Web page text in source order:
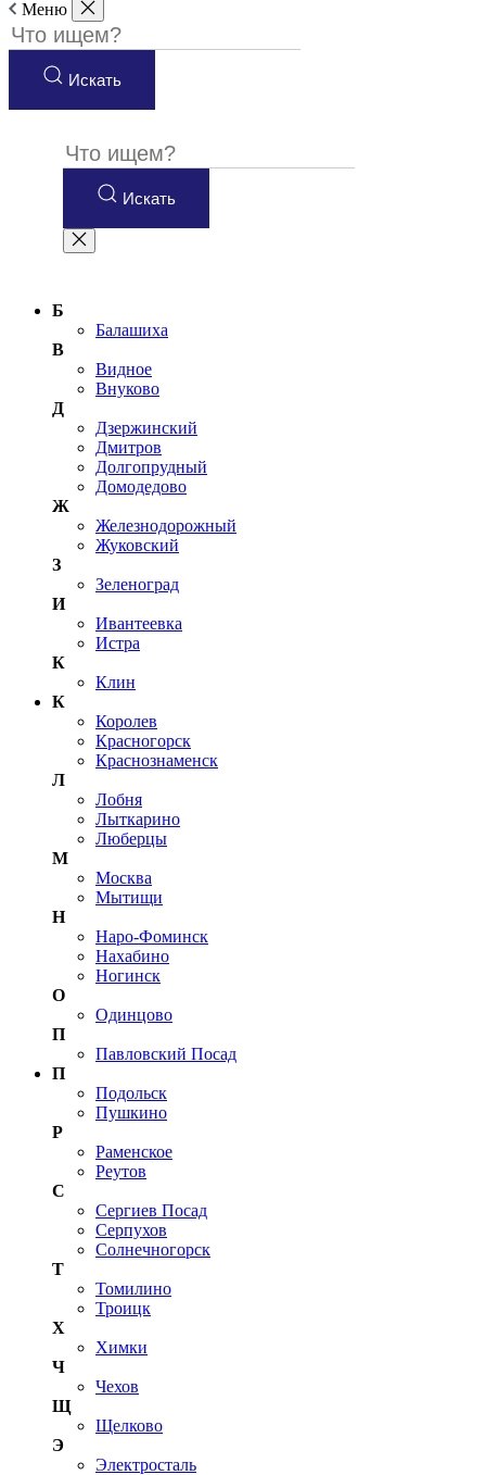
Меню
Искать
Искать
Б
Балашиха
В
Видное
Внуково
Д
Дзержинский
Дмитров
Долгопрудный
Домодедово
Ж
Железнодорожный
Жуковский
З
Зеленоград
И
Ивантеевка
Истра
К
Клин
К
Королев
Красногорск
Краснознаменск
Л
Лобня
Лыткарино
Люберцы
М
Москва
Мытищи
Н
Наро-Фоминск
Нахабино
Ногинск
О
Одинцово
П
Павловский Посад
П
Подольск
Пушкино
Р
Раменское
Реутов
С
Сергиев Посад
Серпухов
Солнечногорск
Т
Томилино
Троицк
Х
Химки
Ч
Чехов
Щ
Щелково
Э
Электросталь